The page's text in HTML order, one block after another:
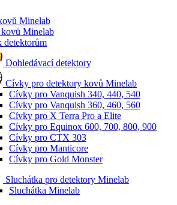
Minelab
Minelab
Dohledávací detektory
Cívky pro detektory kovů Minelab
Cívky pro Vanquish 340, 440, 540
Cívky pro Vanquish 360, 460, 560
Cívky pro X Terra Pro a Elite
Cívky pro Equinox 600, 700, 800, 900
Cívky pro CTX 303
Cívky pro Manticore
Cívky pro Gold Monster
Sluchátka pro detektory Minelab
Sluchátka Minelab